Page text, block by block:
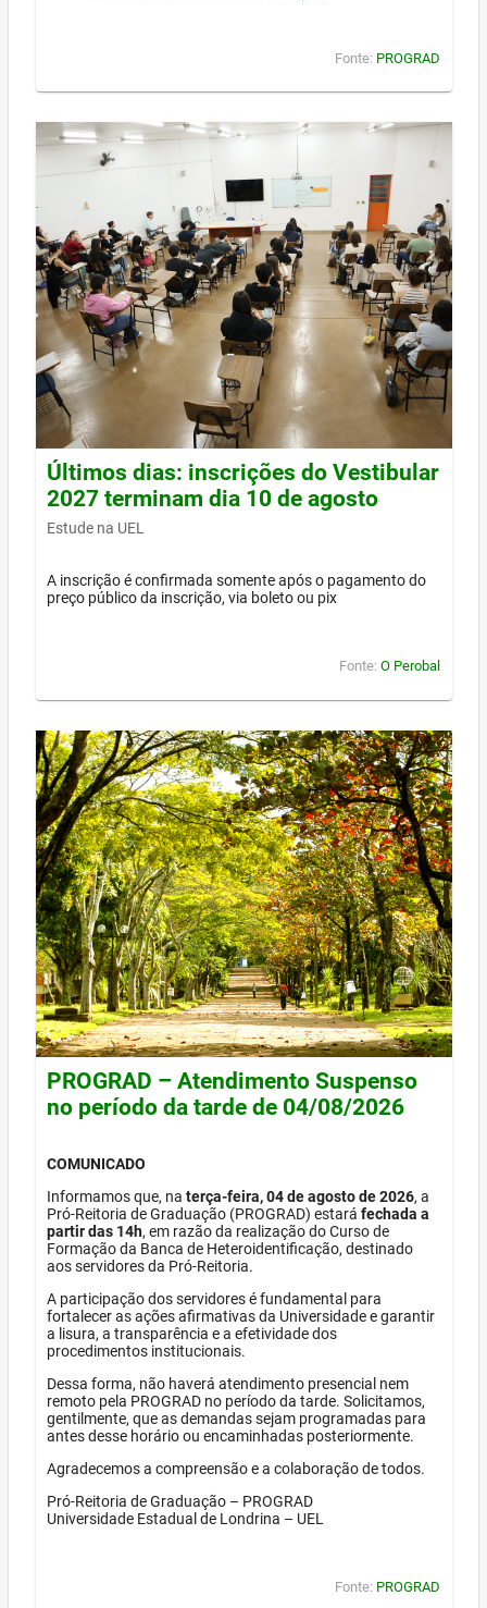
Fonte: PROGRAD
Últimos dias: inscrições do Vestibular
2027 terminam dia 10 de agosto
Estude na UEL
A inscrição é confirmada somente após o pagamento do
preço público da inscrição, via boleto ou pix
Fonte: O Perobal
PROGRAD – Atendimento Suspenso
no período da tarde de 04/08/2026
COMUNICADO
Informamos que, na terça-feira, 04 de agosto de 2026, a
Pró-Reitoria de Graduação (PROGRAD) estará fechada a
partir das 14h, em razão da realização do Curso de
Formação da Banca de Heteroidentificação, destinado
aos servidores da Pró-Reitoria.
A participação dos servidores é fundamental para
fortalecer as ações afirmativas da Universidade e garantir
a lisura, a transparência e a efetividade dos
procedimentos institucionais.
Dessa forma, não haverá atendimento presencial nem
remoto pela PROGRAD no período da tarde. Solicitamos,
gentilmente, que as demandas sejam programadas para
antes desse horário ou encaminhadas posteriormente.
Agradecemos a compreensão e a colaboração de todos.
Pró-Reitoria de Graduação – PROGRAD
Universidade Estadual de Londrina – UEL
Fonte: PROGRAD